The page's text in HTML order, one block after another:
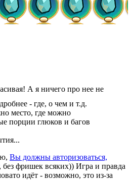
А я ничего про нее не
- где, о чем и т.д.
место, где можно
порции глюков и багов
Вы должны авторизоваться,
без фришек всяких)) Игра и правда
идёт - возможно, это из-за